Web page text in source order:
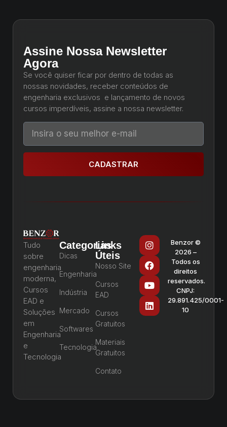
Assine Nossa Newsletter
Agora
Se você quiser ficar por dentro de todas as
nossas novidades, receber conteúdos de
engenharia exclusivos e lançamento de novos
cursos imperdíveis, assine a nossa newsletter.
CADASTRAR
Tudo
sobre
engenharia
moderna,
Cursos
EAD e
Soluções
em
Engenharia
e
Tecnologia
Categorias
Dicas
Engenharia
Indústria
Mercado
Softwares
Tecnologia
Links
Úteis
Nosso Site
Cursos
EAD
Cursos
Gratuitos
Materiais
Gratuitos
Contato
Benzor ©
2026 –
Todos os
direitos
reservados.
CNPJ:
29.891.425/0001-
10